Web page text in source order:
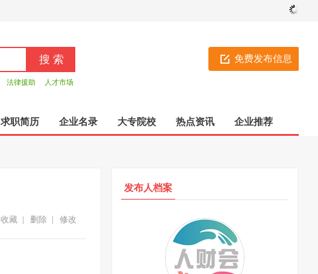
免费发布信息
法律援助 人才市场
求职简历 企业名录 大专院校 热点资讯 企业推荐
修改
删除
收藏
发布人档案